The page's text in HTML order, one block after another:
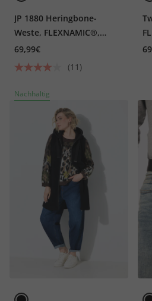
JP 1880 Heringbone-
Weste, FLEXNAMIC®,
Revers, Strickrücken
69,99€
(11)
Nachhaltig